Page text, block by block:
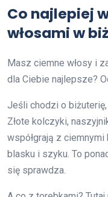
Co najlepiej
włosami w
Masz ciemne włosy i
dla Ciebie najlepsze?
Jeśli chodzi o biżuterię,
Złote kolczyki,
współgrają z
blasku i szyku. To
się sprawdza.